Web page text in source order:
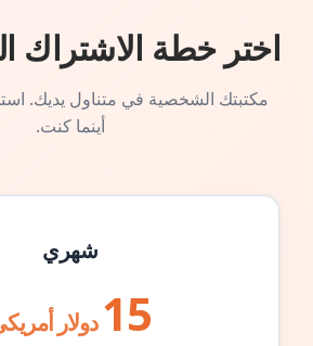
اختر خطة الاشتراك
مكتبتك الشخصية في متناول يديك.
أينما كنت.
شهري
15 دولار